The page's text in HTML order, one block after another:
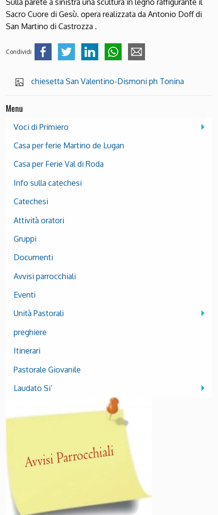
Sulla parete a sinistra una scultura in legno raffigurante il
Sacro Cuore di Gesù. opera realizzata da Antonio Doff di
San Martino di Castrozza .
Condividi
chiesetta San Valentino-Dismoni ph Tonina
Menu
Voci di Primiero
Casa per ferie Martino de Lugan
Casa per Ferie Val di Roda
Info sulla catechesi
Catechesi
Attività oratori
Gruppi
Documenti
Avvisi parrocchiali
Eventi
Unità Pastorali
preghiere
Itinerari
Pastorale Giovanile
Laudato Si’